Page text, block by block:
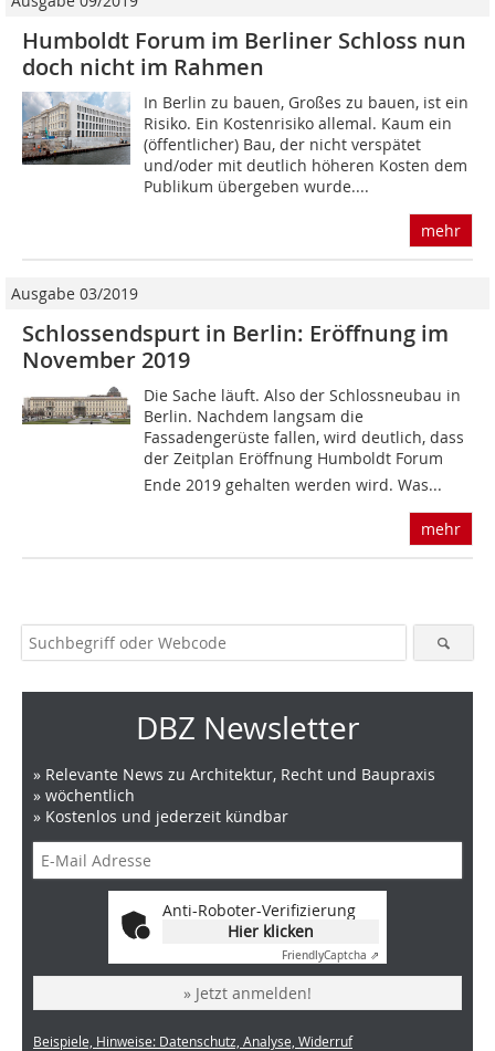
Humboldt Forum im Berliner Schloss nun
doch nicht im Rahmen
In Berlin zu bauen, Großes zu bauen, ist ein
Risiko. Ein Kostenrisiko allemal. Kaum ein
(öffentlicher) Bau, der nicht verspätet
und/oder mit deutlich höheren Kosten dem
Publikum übergeben wurde....
mehr
Ausgabe 03/2019
Schlossendspurt in Berlin: Eröffnung im
November 2019
Die Sache läuft. Also der Schlossneubau in
Berlin. Nachdem langsam die
Fassadengerüste fallen, wird deutlich, dass
der Zeitplan Eröffnung Humboldt Forum
Ende 2019 gehalten werden wird. Was...
mehr
DBZ Newsletter
» Relevante News zu Architektur, Recht und Baupraxis
» wöchentlich
» Kostenlos und jederzeit kündbar
Anti-Roboter-Verifizierung
Hier klicken
FriendlyCaptcha ⇗
» Jetzt anmelden!
Beispiele, Hinweise: Datenschutz, Analyse, Widerruf